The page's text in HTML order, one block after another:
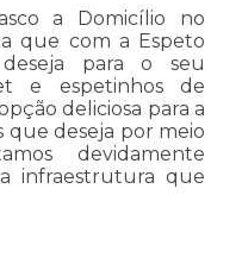
a Domicílio no
que com a Espeto
para o seu
e espetinhos de
deliciosa para a
que deseja por meio
devidamente
infraestrutura que